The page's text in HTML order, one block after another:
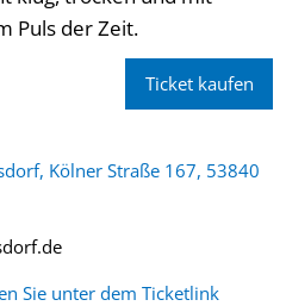
Puls der Zeit.
Kölner Straße 167, 53840
Sie unter dem Ticketlink
Ticket kaufen